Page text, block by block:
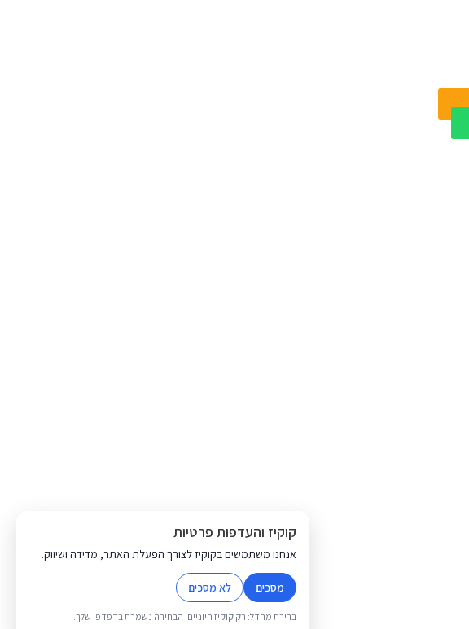
קוקיז והעדפות פרטיות
אנחנו משתמשים בקוקיז לצורך הפעלת האתר, מדידה ושיווק.
מסכים לא מסכים
ברירת מחדל: רק קוקיז חיוניים. הבחירה נשמרת בדפדפן שלך.